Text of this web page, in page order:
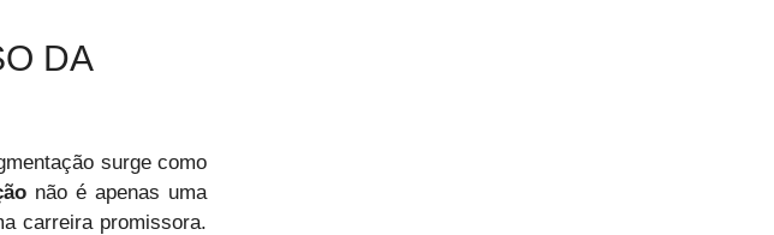
DA
surge como
não é apenas uma
carreira promissora.